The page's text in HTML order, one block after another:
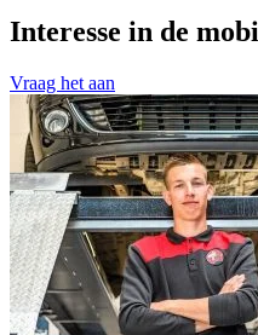
Interesse in de
Vraag het aan